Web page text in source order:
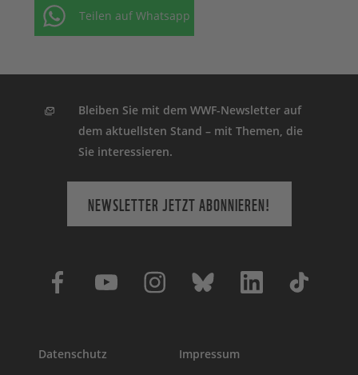
Teilen auf Whatsapp
Bleiben Sie mit dem WWF-Newsletter auf
dem aktuellsten Stand – mit Themen, die
Sie interessieren.
NEWSLETTER JETZT ABONNIEREN!
Datenschutz Impressum